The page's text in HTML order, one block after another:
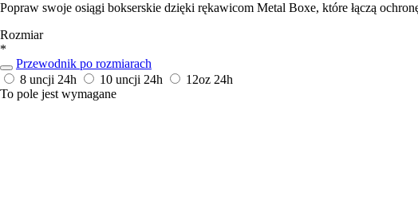
Popraw swoje osiągi bokserskie dzięki rękawicom Metal Boxe, które łączą
Rozmiar
*
Przewodnik po rozmiarach
8 uncji 24h 10 uncji 24h 12oz 24h
To pole jest wymagane